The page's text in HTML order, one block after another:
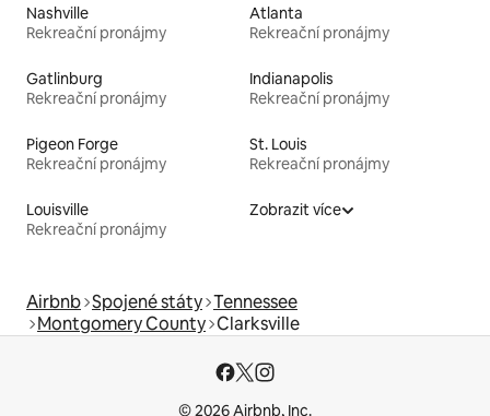
Nashville
Rekreační pronájmy
Atlanta
Rekreační pronájmy
Gatlinburg
Rekreační pronájmy
Indianapolis
Rekreační pronájmy
Pigeon Forge
Rekreační pronájmy
St. Louis
Rekreační pronájmy
Louisville
Rekreační pronájmy
Zobrazit více
Airbnb Spojené státy Tennessee
Montgomery County Clarksville
© 2026 Airbnb, Inc.